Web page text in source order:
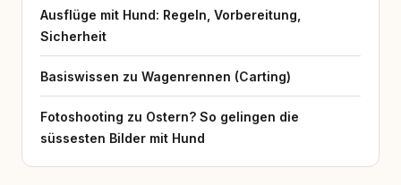
Ausflüge mit Hund: Regeln, Vorbereitung,
Sicherheit
Basiswissen zu Wagenrennen (Carting)
Fotoshooting zu Ostern? So gelingen die
süssesten Bilder mit Hund